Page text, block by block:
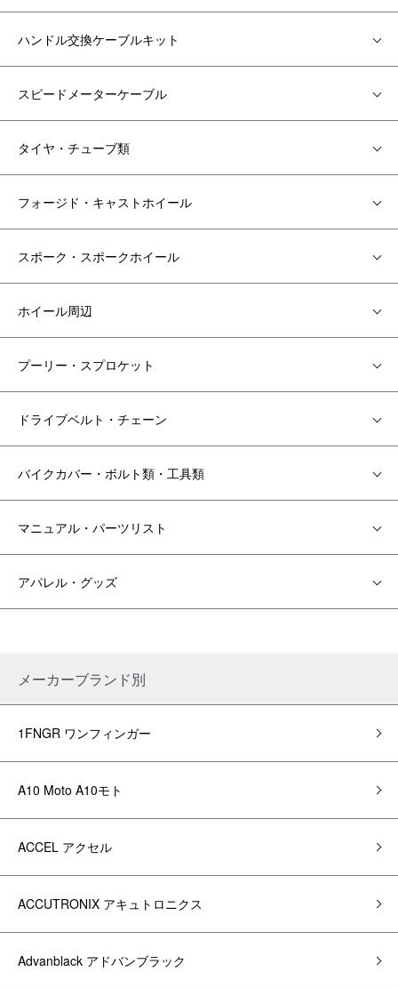
ハンドル交換ケーブルキット
スピードメーターケーブル
タイヤ・チューブ類
フォージド・キャストホイール
スポーク・スポークホイール
ホイール周辺
プーリー・スプロケット
ドライブベルト・チェーン
バイクカバー・ボルト類・工具類
マニュアル・パーツリスト
アパレル・グッズ
メーカーブランド別
1FNGR ワンフィンガー
A10 Moto A10モト
ACCEL アクセル
ACCUTRONIX アキュトロニクス
Advanblack アドバンブラック